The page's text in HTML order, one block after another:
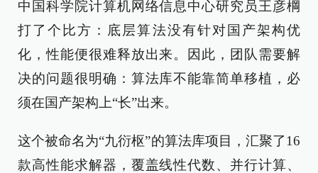
中国科学院计算机网络信息中心研究员王彦棡
打了个比方：底层算法没有针对国产架构优
化，性能便很难释放出来。因此，团队需要解
决的问题很明确：算法库不能靠简单移植，必
须在国产架构上“长”出来。
这个被命名为“九衍枢”的算法库项目，汇聚了16
款高性能求解器，覆盖线性代数、并行计算、